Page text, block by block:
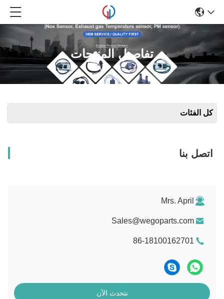
تفاصيل المنتجات
كل الفئات
اتصل بنا
Mrs. April
Sales@wegoparts.com
86-18100162701
نتحدث الآن